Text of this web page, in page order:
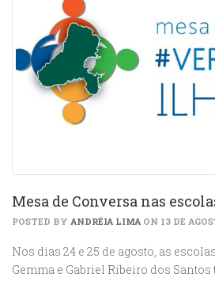
Mesa de Conversa nas
POSTED BY ANDRÉIA LIMA ON 13 DE
Nos dias 24 e 25 de agosto, as
Gemma e Gabriel Ribeiro dos